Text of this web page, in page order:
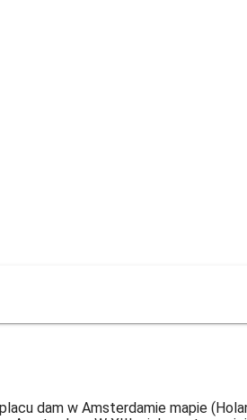
dam w Amsterdamie mapie